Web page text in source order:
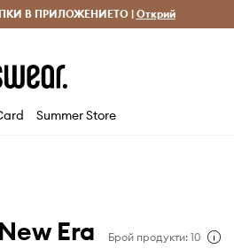
Доставка 1-5 дни
В ПРИЛОЖЕНИЕТО |Открий
Summer Store
Era Брой продукти: 10